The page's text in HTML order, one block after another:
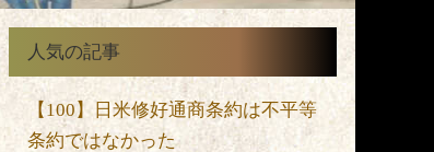
人気の記事
【100】日米修好通商条約は不平等
条約ではなかった